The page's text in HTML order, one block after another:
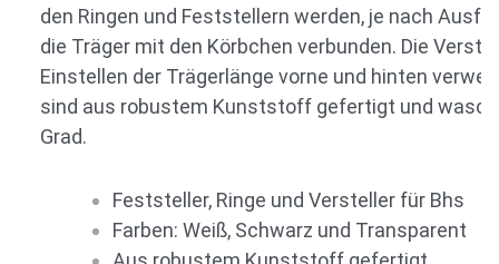
den Ringen und Feststellern werden, je nach
die Träger mit den Körbchen verbunden. Die
Einstellen der Trägerlänge vorne und hinten
sind aus robustem Kunststoff gefertigt und
Grad.
Feststeller, Ringe und Versteller für Bhs
Farben: Weiß, Schwarz und Transparent